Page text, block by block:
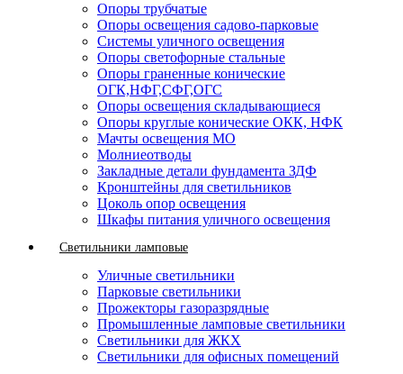
Опоры трубчатые
Опоры освещения садово-парковые
Системы уличного освещения
Опоры светофорные стальные
Опоры граненные конические
ОГК,НФГ,СФГ,ОГС
Опоры освещения складывающиеся
Опоры круглые конические ОКК, НФК
Мачты освещения МО
Молниеотводы
Закладные детали фундамента ЗДФ
Кронштейны для светильников
Цоколь опор освещения
Шкафы питания уличного освещения
Светильники ламповые
Уличные светильники
Парковые светильники
Прожекторы газоразрядные
Промышленные ламповые светильники
Светильники для ЖКХ
Светильники для офисных помещений